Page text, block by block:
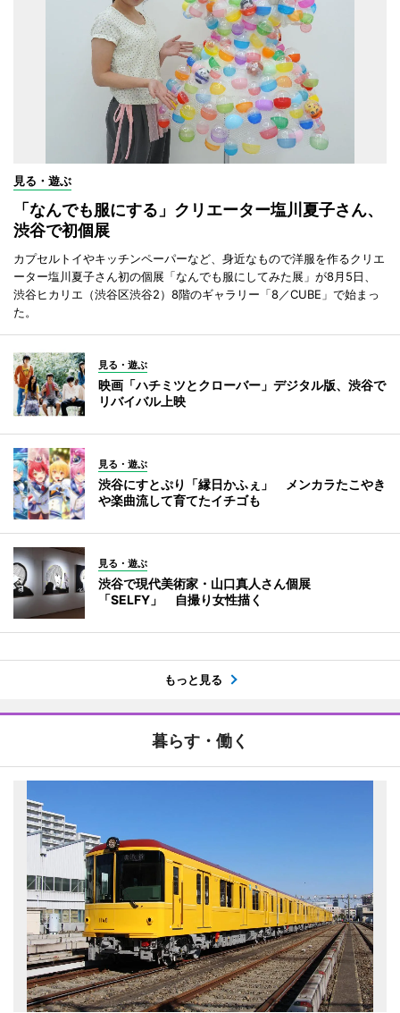
見る・遊ぶ
「なんでも服にする」クリエーター塩川夏子さん、
渋谷で初個展
カプセルトイやキッチンペーパーなど、身近なもので洋服を作るクリエ
ーター塩川夏子さん初の個展「なんでも服にしてみた展」が8月5日、
渋谷ヒカリエ（渋谷区渋谷2）8階のギャラリー「8／CUBE」で始まっ
た。
見る・遊ぶ
映画「ハチミツとクローバー」デジタル版、渋谷で
リバイバル上映
見る・遊ぶ
渋谷にすとぷり「縁日かふぇ」 メンカラたこやき
や楽曲流して育てたイチゴも
見る・遊ぶ
渋谷で現代美術家・山口真人さん個展
「SELFY」 自撮り女性描く
もっと見る
暮らす・働く